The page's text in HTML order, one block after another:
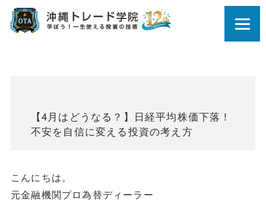
【4月はどうなる？】日経平均株価下落！
不安を自信に変える投資の考え方
こんにちは。
元金融機関プロ為替ディーラー